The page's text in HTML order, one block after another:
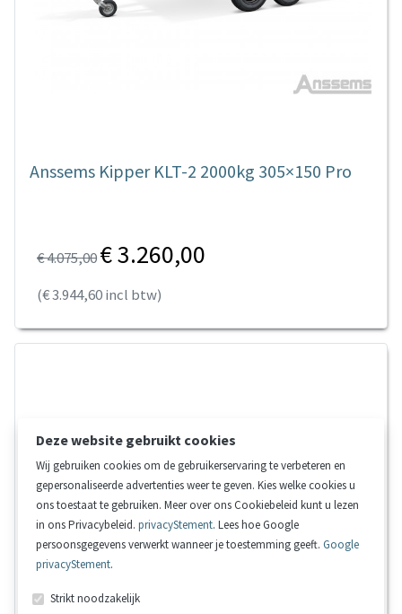
Anssems Kipper KLT-2 2000kg 305×150 Pro
€ 4.075,00€ 3.260,00
(€ 3.944,60 incl btw)
Deze website gebruikt cookies
Wij gebruiken cookies om de gebruikerservaring te verbeteren en
gepersonaliseerde advertenties weer te geven. Kies welke cookies u
ons toestaat te gebruiken. Meer over ons Cookiebeleid kunt u lezen
in ons Privacybeleid. privacyStement. Lees hoe Google
persoonsgegevens verwerkt wanneer je toestemming geeft. Google
privacyStement.
Strikt noodzakelijk